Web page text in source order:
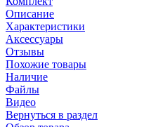
Описание
Характеристики
Аксессуары
Отзывы
Похожие товары
Наличие
Файлы
Видео
Вернуться в раздел